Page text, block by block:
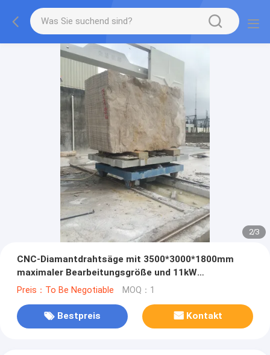
2/3
CNC-Diamantdrahtsäge mit 3500*3000*1800mm
maximaler Bearbeitungsgröße und 11kW
Hauptmotor für Steinschnitte
Preis：To Be Negotiable MOQ：1
Bestpreis Kontakt